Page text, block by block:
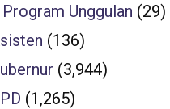
Unggulan (29)
(136)
(3,944)
(1,265)